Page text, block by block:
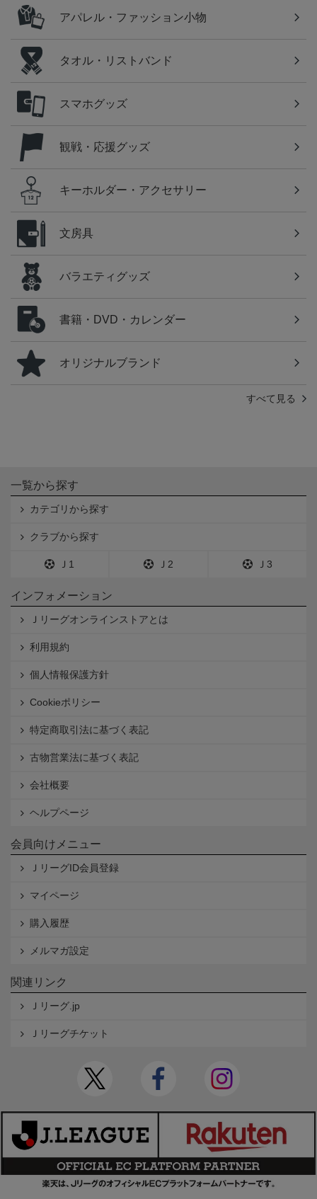
アパレル・ファッション小物
タオル・リストバンド
スマホグッズ
観戦・応援グッズ
キーホルダー・アクセサリー
文房具
バラエティグッズ
書籍・DVD・カレンダー
オリジナルブランド
すべて見る
一覧から探す
カテゴリから探す
クラブから探す
Ｊ1 Ｊ2 Ｊ3
インフォメーション
Ｊリーグオンラインストアとは
利用規約
個人情報保護方針
Cookieポリシー
特定商取引法に基づく表記
古物営業法に基づく表記
会社概要
ヘルプページ
会員向けメニュー
ＪリーグID会員登録
マイページ
購入履歴
メルマガ設定
関連リンク
Ｊリーグ.jp
Ｊリーグチケット